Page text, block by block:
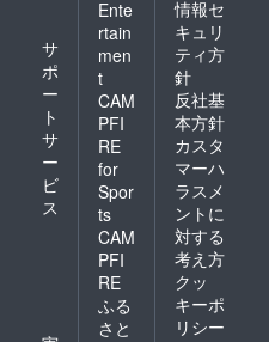
サ
ポ
ー
ト
サ
ー
ビ
ス
Ente
rtain
men
t
CAM
PFI
RE
for
Spor
ts
CAM
PFI
RE
ふる
さと
情報セ
キュリ
ティ方
針
反社基
本方針
カスタ
マーハ
ラスメ
ントに
対する
考え方
クッ
キーポ
リシー